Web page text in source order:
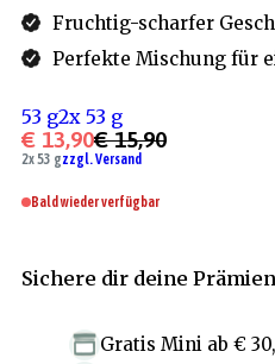
Fruchtig-scharfer
Perfekte Mischung für
53 g2x 53 g
€ 13,90€ 15,90
2x 53 gzzgl. Versand
Bald wieder verfügbar
Sichere dir deine
Gratis Mini ab €